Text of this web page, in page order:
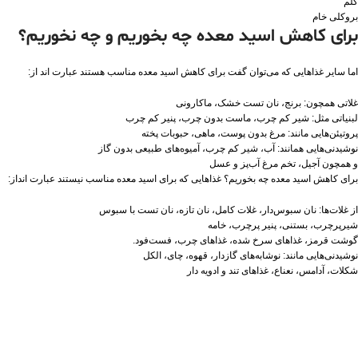
بروکلی خام
برای کاهش اسید معده چه بخوریم و چه نخوریم؟
اما سایر غذاهایی که می‌توان گفت برای کاهش اسید معده مناسب هستند عبارت اند از:
غلاتی همچون: برنج، نان تست خشک، ماکارونی
لبنیاتی مثل: شیر کم چرب، ماست بدون چرب، پنیر کم چرب
پروتیئن‌هایی مانند: مرغ بدون پوست، ماهی، حبوبات پخته
نوشیدنی‌هایی همانند: آب، شیر کم چرب، آمیوه‌های طبیعی بدون گاز
و همچون آجیل، تخم مرغ آب‌پز و عسل
برای کاهش اسید معده چه بخوریم؟ غذاهایی که برای اسید معده مناسب نیستند عبارت انداز:
از غلات‌ها: نان سبوس‌دار، غلات کامل، نان تازه، نان تست با سبوس
شیرپرچرب، بستنی، پنیر پرچرب، خامه
گوشت قرمز، غذاهای سرخ شده، غذاهای چرب، فست‌فود.
نوشیدنی‌هایی مانند: نوشابه‌های گازدار، قهوه، چای، الکل
شکلات، آدامس، نعناع، غذاهای تند و ادویه دار